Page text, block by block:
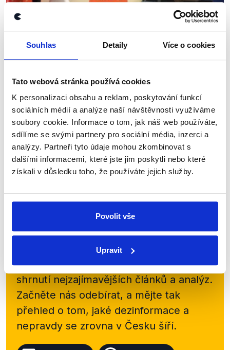
Souhlas Detaily Více o cookies
Tato webová stránka používá cookies
K personalizaci obsahu a reklam, poskytování funkcí
sociálních médií a analýze naší návštěvnosti využíváme
soubory cookie. Informace o tom, jak náš web používáte,
sdílíme se svými partnery pro sociální média, inzerci a
analýzy. Partneři tyto údaje mohou zkombinovat s
dalšími informacemi, které jste jim poskytli nebo které
získali v důsledku toho, že používáte jejich služby.
Povolit vše
Upravit
OVĚŘENO
Politické spektrum v debatě
29. září 2021
Ve blížících se volbách do Poslanecké sněmovny
nebudou kandidovat jen zavedené sněmovní strany
a Přísaha Roberta Šlachty, jak se může z některých
televizních debat zdát. Proto jsme se v naší...
Číst dál
Přihlaste se k odběru našeho
newsletteru nebowhatsappového
kanálu, kde pravidelně přinášíme
shrnutí nejzajímavějších článků a analýz.
Začněte nás odebírat, a mějte tak
přehled o tom, jaké dezinformace a
nepravdy se zrovna v Česku šíří.